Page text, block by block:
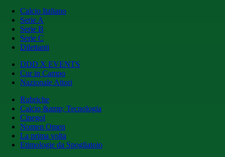
Calcio Italiano
Serie A
Serie B
Serie C
Dilettanti
DDD X EVENTS
Cur in Campo
Nazionale Attori
Rubriche
Calcio &amp; Tecnologia
Cinegol
Nomen Omen
La prima volta
Etimologie da Spogliatoio